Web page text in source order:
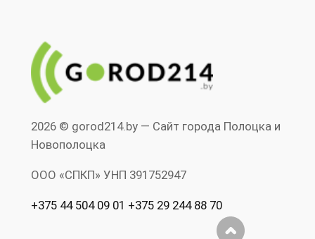
2026 © gorod214.by — Сайт города Полоцка и
Новополоцка
ООО «СПКП» УНП ‎391752947
+375 44 504 09 01 +375 29 244 88 70